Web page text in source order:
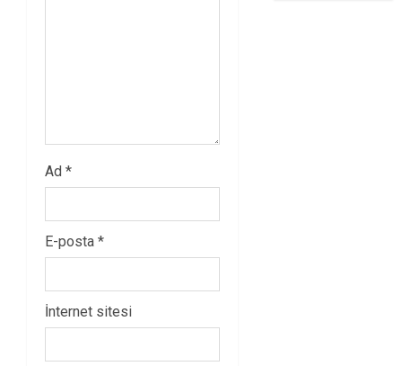
Ad *
E-posta *
İnternet sitesi